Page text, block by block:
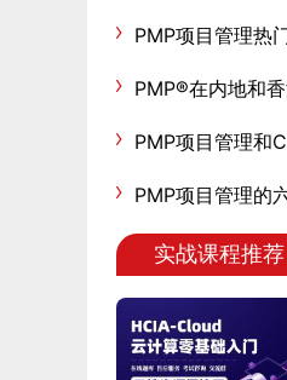
PMP项目管理热
PMP项目管理的
实战课程推荐